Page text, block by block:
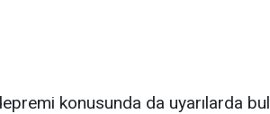
konusunda da uyarılarda